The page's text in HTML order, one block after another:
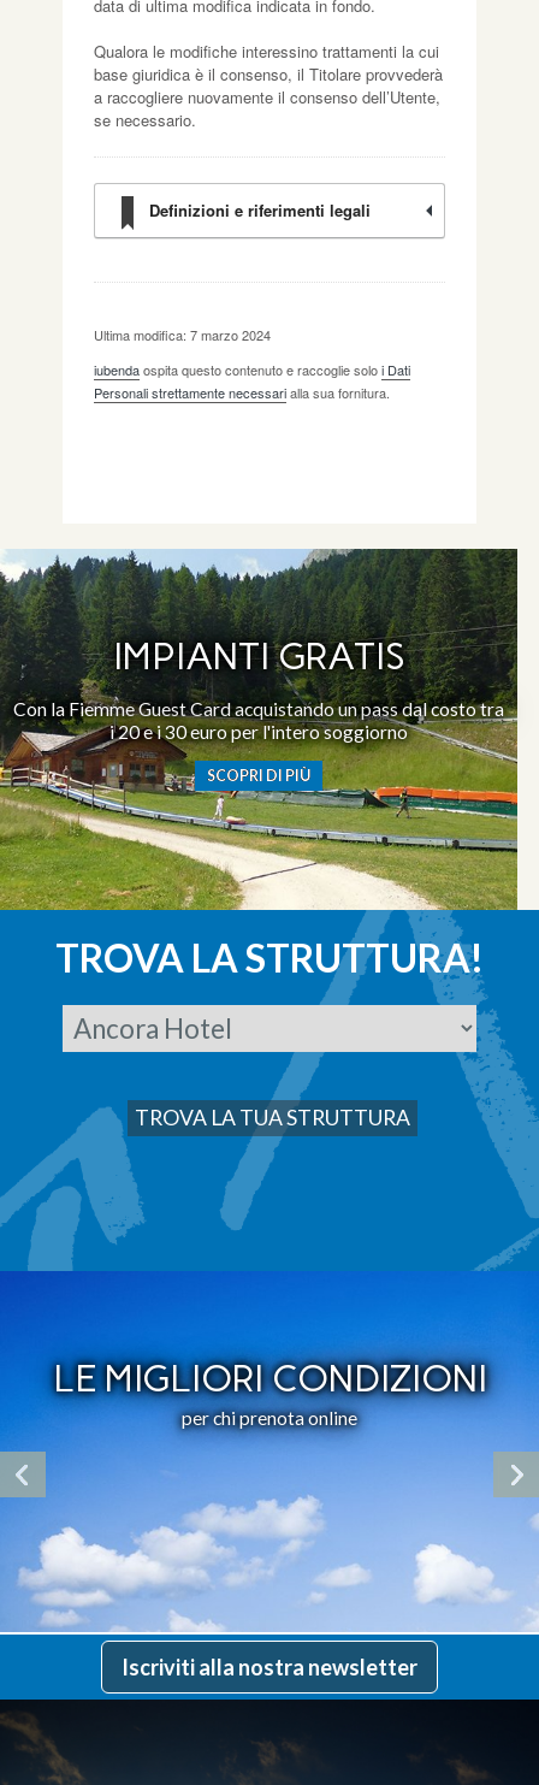
data di ultima modifica indicata in fondo.
Qualora le modifiche interessino trattamenti la cui
base giuridica è il consenso, il Titolare provvederà
a raccogliere nuovamente il consenso dell’Utente,
se necessario.
Definizioni e riferimenti legali
Ultima modifica: 7 marzo 2024
iubendaospita questo contenuto e raccoglie soloi Dati
Personali strettamente necessarialla sua fornitura.
IMPIANTI GRATIS
Con la Fiemme Guest Card acquistando un pass dal costo tra
i 20 e i 30 euro per l'intero soggiorno
SCOPRI DI PIÙ
TROVA LA STRUTTURA!
LE MIGLIORI CONDIZIONI
per chi prenota online
Iscriviti alla nostra newsletter